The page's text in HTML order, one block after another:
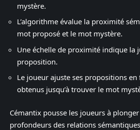
mystère.
L’algorithme évalue la proximité
mot proposé et le mot mystère.
Une échelle de proximité indique la
proposition.
Le joueur ajuste ses propositions
obtenus jusqu’à trouver le mot
Cémantix pousse les joueurs à
profondeurs des relations